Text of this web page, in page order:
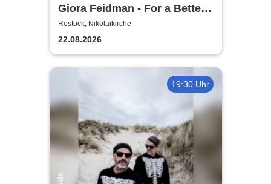
Giora Feidman - For a Better
World
Rostock, Nikolaikirche
22.08.2026
19:30 Uhr